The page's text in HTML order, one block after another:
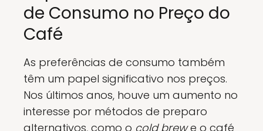
de Consumo no Preço do
Café
As preferências de consumo também
têm um papel significativo nos preços.
Nos últimos anos, houve um aumento no
interesse por métodos de preparo
alternativos, como o cold brewe o café